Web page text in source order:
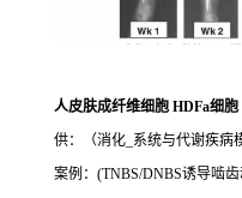
人皮肤成纤维细胞 HDFa细
供：（消化_系统与代谢疾病
案例：(TNBS/DNBS诱导啮